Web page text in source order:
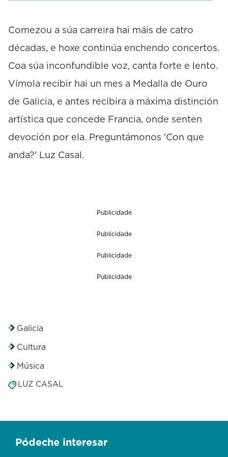
n
s
Comezou a súa carreira hai máis de catro
décadas, e hoxe continúa enchendo concertos.
Coa súa inconfundible voz, canta forte e lento.
Vímola recibir hai un mes a Medalla de Ouro
de Galicia, e antes recibira a máxima distinción
artística que concede Francia, onde senten
devoción por ela. Preguntámonos 'Con que
anda?' Luz Casal.
Publicidade
Publicidade
Publicidade
Publicidade
Galicia
Cultura
Música
LUZ CASAL
Pódeche interesar